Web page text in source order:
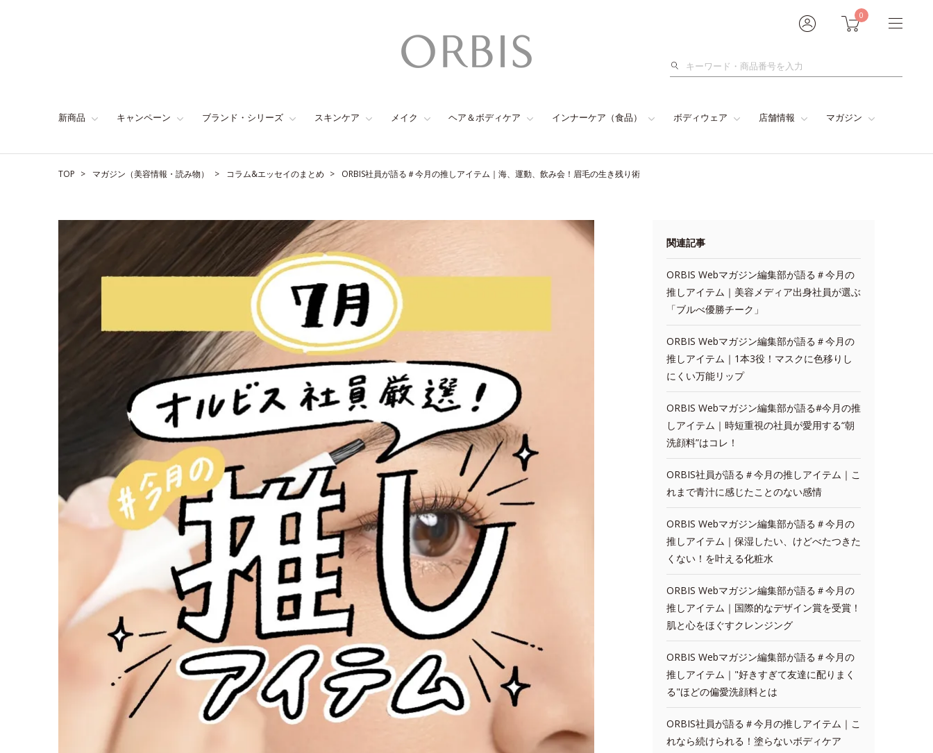
0
検
新商品 キャンペーン ブランド・シリーズ スキンケア メイク ヘア＆ボディケア インナーケア（食品） ボディウェア 店舗情報 マガジン
TOP マガジン（美容情報・読み物） コラム&エッセイのまとめ ORBIS社員が語る＃今月の推しアイテム｜海、運動、飲み会！眉毛の生き残り術
関連記事
ORBIS Webマガジン編集部が語る＃今月の
推しアイテム｜美容メディア出身社員が選ぶ
「ブルべ優勝チーク」
ORBIS Webマガジン編集部が語る＃今月の
推しアイテム｜1本3役！マスクに色移りし
にくい万能リップ
ORBIS Webマガジン編集部が語る#今月の推
しアイテム｜時短重視の社員が愛用する“朝
洗顔料”はコレ！
ORBIS社員が語る＃今月の推しアイテム｜こ
れまで青汁に感じたことのない感情
ORBIS Webマガジン編集部が語る＃今月の
推しアイテム｜保湿したい、けどべたつきた
くない！を叶える化粧水
ORBIS Webマガジン編集部が語る＃今月の
推しアイテム｜国際的なデザイン賞を受賞！
肌と心をほぐすクレンジング
ORBIS Webマガジン編集部が語る＃今月の
推しアイテム｜"好きすぎて友達に配りまく
る"ほどの偏愛洗顔料とは
ORBIS社員が語る＃今月の推しアイテム｜こ
れなら続けられる！塗らないボディケア